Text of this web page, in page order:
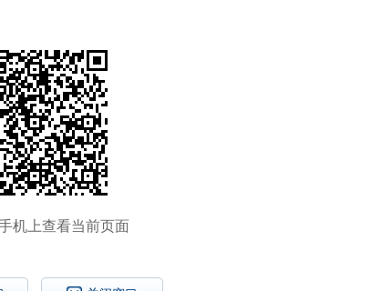
机上查看当前页面